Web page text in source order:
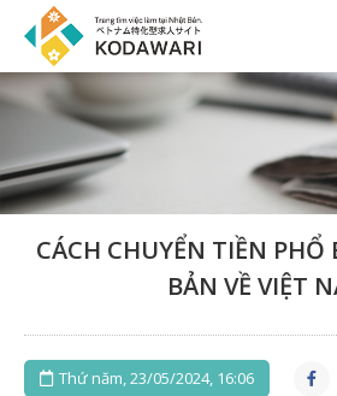
CÁCH CHUYỂN TIỀN
BẢN VỀ VIỆT
Thứ năm, 23/05/2024, 16:06